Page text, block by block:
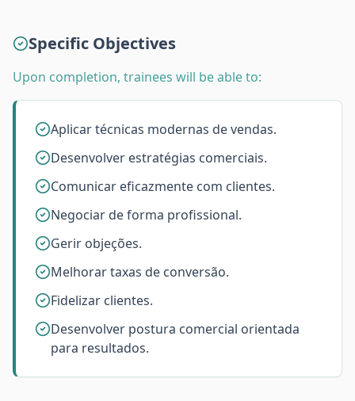
Specific Objectives
Upon completion, trainees will be able to:
Aplicar técnicas modernas de vendas.
Desenvolver estratégias comerciais.
Comunicar eficazmente com clientes.
Negociar de forma profissional.
Gerir objeções.
Melhorar taxas de conversão.
Fidelizar clientes.
Desenvolver postura comercial orientada
para resultados.